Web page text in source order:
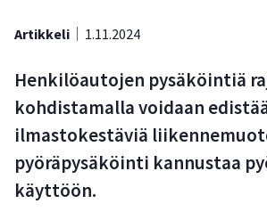
Artikkeli 1.11.2024
Henkilöautojen pysäköintiä
kohdistamalla voidaan
ilmastokestäviä
pyöräpysäköinti kannustaa
käyttöön.